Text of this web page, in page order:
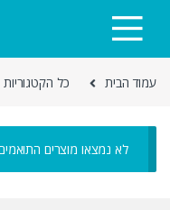
עמוד הבית כל הקטגוריות
לא נמצאו מוצרים